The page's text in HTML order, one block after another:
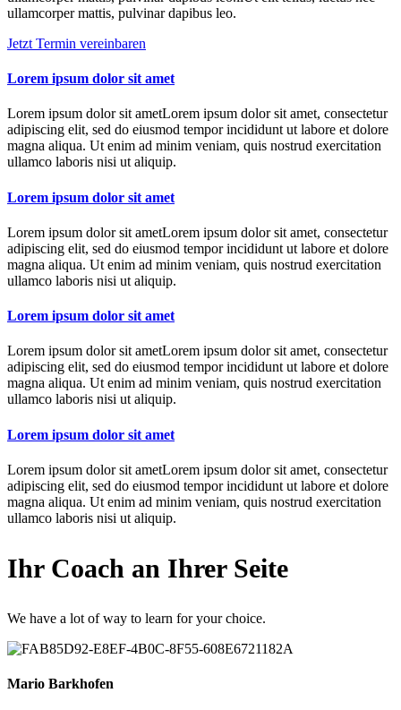
ullamcorper mattis, pulvinar dapibus leo.
Jetzt Termin vereinbaren
Lorem ipsum dolor sit amet
Lorem ipsum dolor sit ametLorem ipsum dolor sit amet, consectetur
adipiscing elit, sed do eiusmod tempor incididunt ut labore et dolore
magna aliqua. Ut enim ad minim veniam, quis nostrud exercitation
ullamco laboris nisi ut aliquip.
Lorem ipsum dolor sit amet
Lorem ipsum dolor sit ametLorem ipsum dolor sit amet, consectetur
adipiscing elit, sed do eiusmod tempor incididunt ut labore et dolore
magna aliqua. Ut enim ad minim veniam, quis nostrud exercitation
ullamco laboris nisi ut aliquip.
Lorem ipsum dolor sit amet
Lorem ipsum dolor sit ametLorem ipsum dolor sit amet, consectetur
adipiscing elit, sed do eiusmod tempor incididunt ut labore et dolore
magna aliqua. Ut enim ad minim veniam, quis nostrud exercitation
ullamco laboris nisi ut aliquip.
Lorem ipsum dolor sit amet
Lorem ipsum dolor sit ametLorem ipsum dolor sit amet, consectetur
adipiscing elit, sed do eiusmod tempor incididunt ut labore et dolore
magna aliqua. Ut enim ad minim veniam, quis nostrud exercitation
ullamco laboris nisi ut aliquip.
Ihr Coach an Ihrer Seite
We have a lot of way to learn for your choice.
Mario Barkhofen